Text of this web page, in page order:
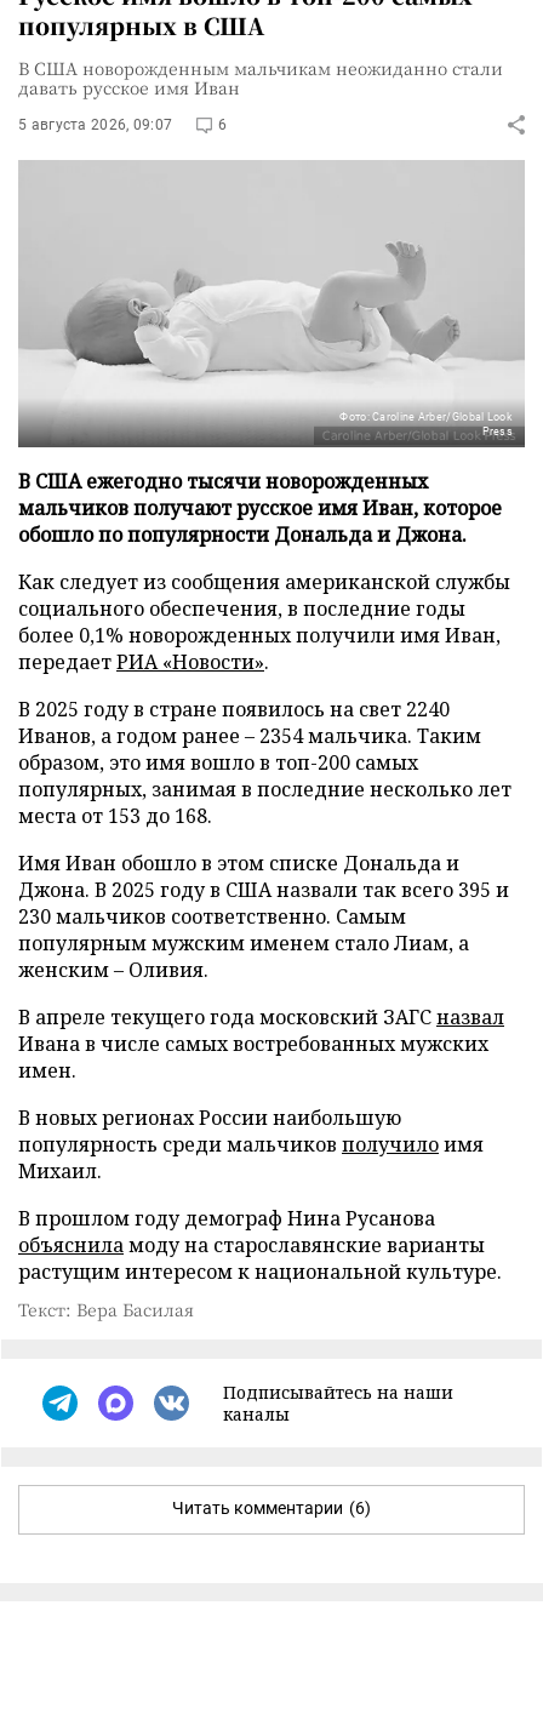
популярных в США
В США новорожденным мальчикам неожиданно стали
давать русское имя Иван
5 августа 2026, 09:07 6
Фото: Caroline Arber/Global Look
Press
В США ежегодно тысячи новорожденных
мальчиков получают русское имя Иван, которое
обошло по популярности Дональда и Джона.
Как следует из сообщения американской службы
социального обеспечения, в последние годы
более 0,1% новорожденных получили имя Иван,
передаетРИА «Новости».
В 2025 году в стране появилось на свет 2240
Иванов, а годом ранее – 2354 мальчика. Таким
образом, это имя вошло в топ-200 самых
популярных, занимая в последние несколько лет
места от 153 до 168.
Имя Иван обошло в этом списке Дональда и
Джона. В 2025 году в США назвали так всего 395 и
230 мальчиков соответственно. Самым
популярным мужским именем стало Лиам, а
женским – Оливия.
В апреле текущего года московский ЗАГСназвал
Ивана в числе самых востребованных мужских
имен.
В новых регионах России наибольшую
популярность среди мальчиков получилоимя
Михаил.
В прошлом году демограф Нина Русанова
объясниламоду на старославянские варианты
растущим интересом к национальной культуре.
Текст: Вера Басилая
Подписывайтесь на наши
каналы
Читать комментарии (6)